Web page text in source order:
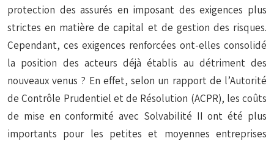
protection des assurés en imposant des exigences plus
strictes en matière de capital et de gestion des risques.
Cependant, ces exigences renforcées ont-elles consolidé
la position des acteurs déjà établis au détriment des
nouveaux venus ? En effet, selon un rapport de l’Autorité
de Contrôle Prudentiel et de Résolution (ACPR), les coûts
de mise en conformité avec Solvabilité II ont été plus
importants pour les petites et moyennes entreprises